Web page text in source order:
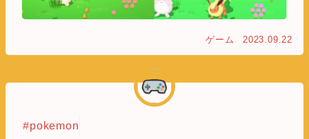
ゲーム 2023.09.22
#pokemon